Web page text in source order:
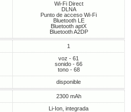
Wi-Fi Direct
DLNA
Punto de acceso Wi-Fi
Bluetooth LE
Bluetooth aptX
Bluetooth A2DP
1
voz - 61
sonido - 66
tono - 68
disponible
2300 mAh
Li-Ion, integrada